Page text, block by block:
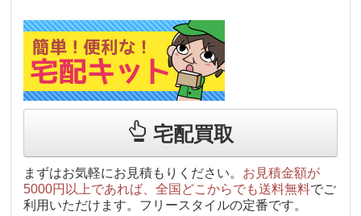
宅配買取
まずはお気軽にお見積もりください。 お見積金額が
5000円以上であれば、全国どこからでも送料無料でご
利用いただけます。フリースタイルの定番です。